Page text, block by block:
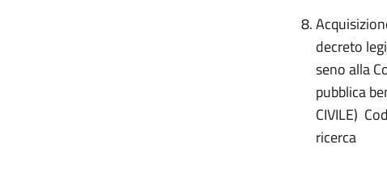
decreto
seno alla
pubblica
CIVILE)
ricerca